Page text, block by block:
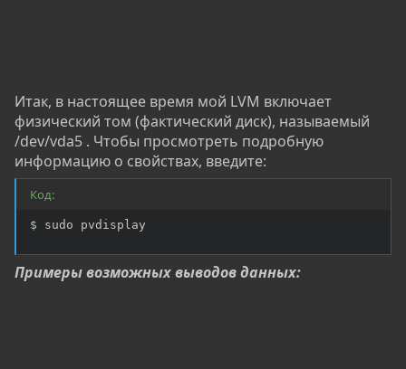
Итак, в настоящее время мой LVM включает
физический том (фактический диск), называемый
/dev/vda5 . Чтобы просмотреть подробную
информацию о свойствах, введите:
Код:
$ sudo pvdisplay
Примеры возможных выводов данных: